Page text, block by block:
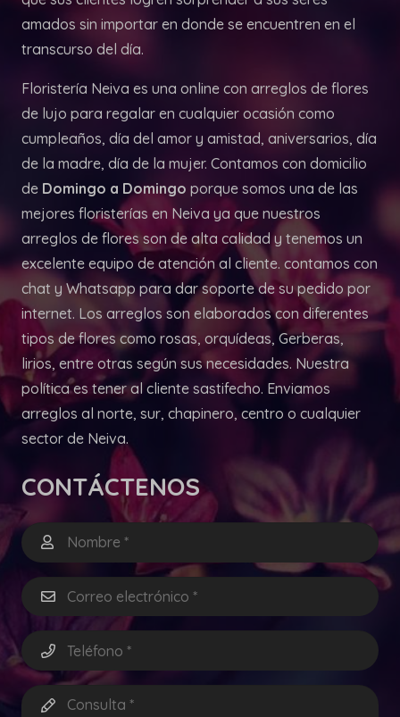
amados sin importar en donde se encuentren en el
transcurso del día.
Floristería Neiva es una online con arreglos de flores
de lujo para regalar en cualquier ocasión como
cumpleaños, día del amor y amistad, aniversarios, día
de la madre, día de la mujer. Contamos con domicilio
de Domingo a Domingo porque somos una de las
mejores floristerías en Neiva ya que nuestros
arreglos de flores son de alta calidad y tenemos un
excelente equipo de atención al cliente. contamos con
chat y Whatsapp para dar soporte de su pedido por
internet. Los arreglos son elaborados con diferentes
tipos de flores como rosas, orquídeas, Gerberas,
lirios, entre otras según sus necesidades. Nuestra
política es tener al cliente sastifecho. Enviamos
arreglos al norte, sur, chapinero, centro o cualquier
sector de Neiva.
CONTÁCTENOS